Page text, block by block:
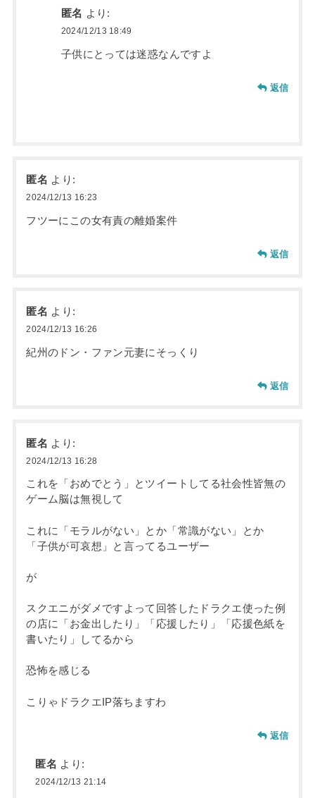
匿名 より:
2024/12/13 18:49
子供にとっては迷惑なんですよ
返信
匿名 より:
2024/12/13 16:23
フツーにこの女有責の離婚案件
返信
匿名 より:
2024/12/13 16:26
紀州のドン・ファン元妻にそっくり
返信
匿名 より:
2024/12/13 16:28
これを「おめでとう」とツイートしてる社会性皆無の
ゲーム脳は無視して
これに「モラルがない」とか「常識がない」とか
「子供が可哀想」と言ってるユーザー
が
スクエニがダメですよって回答したドラクエ使った例
の店に「お金出したり」「応援したり」「応援色紙を
書いたり」してるから
恐怖を感じる
こりゃドラクエIP落ちますわ
返信
匿名 より:
2024/12/13 21:14